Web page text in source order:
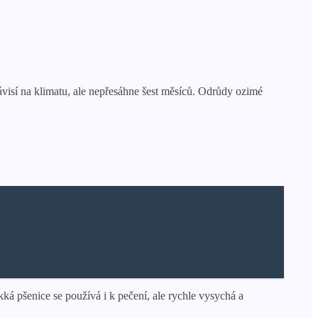
na klimatu, ale nepřesáhne šest měsíců. Odrůdy ozimé
pšenice se používá i k pečení, ale rychle vysychá a